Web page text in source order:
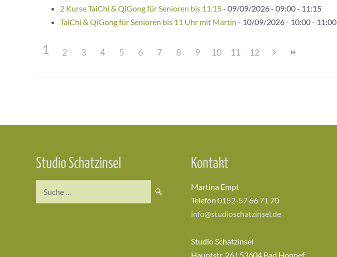
2 Kurse TaiChi & QiGong für Senioren bis 11.15- 09/09/2026 - 09:00 - 11:15
TaiChi & QiGong für Senioren bis 11 Uhr mit Martin - 10/09/2026 - 10:00 - 11:00
1 2 3 4 5 6 7 8 9 10 11 12
Studio Schatzinsel Kontakt
Martina Empt
Telefon 0152-57 66 71 70
info@studioschatzinsel.de
Studio Schatzinsel
Hauptstr. 26 | 53604 Bad Honnef